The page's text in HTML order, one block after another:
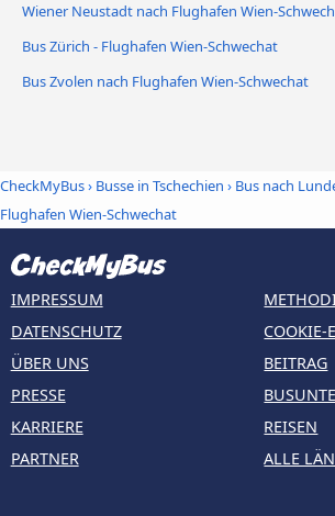
Wiener Neustadt nach Flughafen Wien-
Bus Zürich - Flughafen Wien-Schwechat
Bus Zvolen nach Flughafen Wien-Schwechat
CheckMyBus› Busse in Tschechien › Bus nach
Flughafen Wien-Schwechat
IMPRESSUM
DATENSCHUTZ
ÜBER UNS
PRESSE
KARRIERE
PARTNER
COOKIE-
BEITRAG
REISEN
ALLE